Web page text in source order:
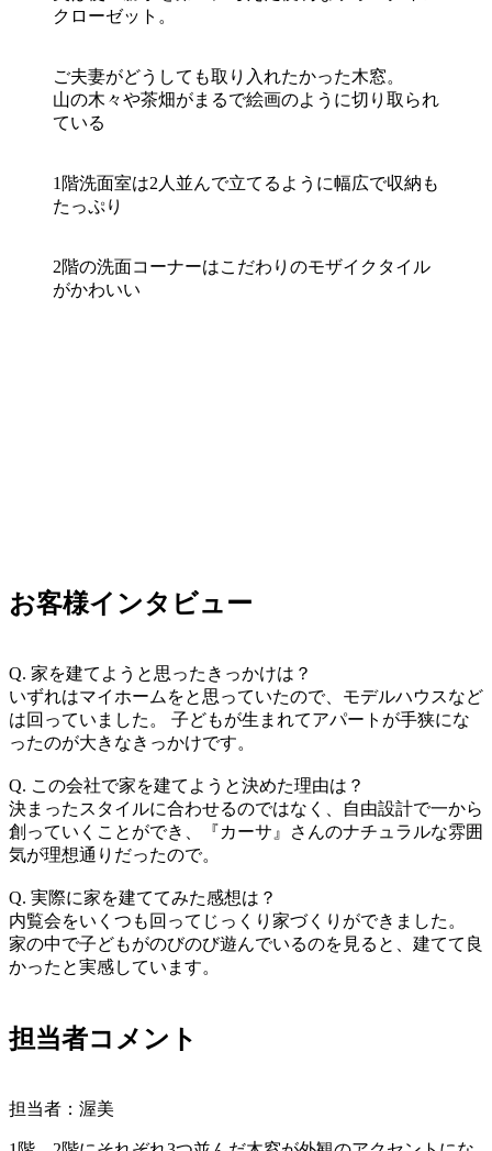
クローゼット。
ご夫妻がどうしても取り入れたかった木窓。
山の木々や茶畑がまるで絵画のように切り取られ
ている
1階洗面室は2人並んで立てるように幅広で収納も
たっぷり
2階の洗面コーナーはこだわりのモザイクタイル
がかわいい
お客様インタビュー
Q. 家を建てようと思ったきっかけは？
いずれはマイホームをと思っていたので、モデルハウスなど
は回っていました。 子どもが生まれてアパートが手狭にな
ったのが大きなきっかけです。
Q. この会社で家を建てようと決めた理由は？
決まったスタイルに合わせるのではなく、自由設計で一から
創っていくことができ、『カーサ』さんのナチュラルな雰囲
気が理想通りだったので。
Q. 実際に家を建ててみた感想は？
内覧会をいくつも回ってじっくり家づくりができました。
家の中で子どもがのびのび遊んでいるのを見ると、建てて良
かったと実感しています。
担当者コメント
担当者：渥美